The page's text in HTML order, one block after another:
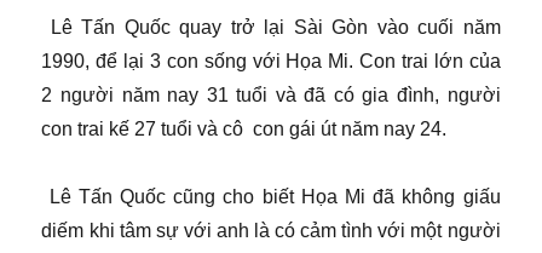
Lê Tấn Quốc quay trở lại Sài Gòn vào cuối năm
1990, để lại 3 con sống với Họa Mi. Con trai lớn của
2 người năm nay 31 tuổi và đã có gia đình, người
con trai kế 27 tuổi và cô con gái út năm nay 24.
Lê Tấn Quốc cũng cho biết Họa Mi đã không giấu
diếm khi tâm sự với anh là có cảm tình với một người